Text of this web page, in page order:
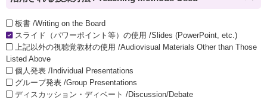
板書 /Writing on the Board
スライド（パワーポイント等）の使用 /Slides (PowerPoint, etc.)
上記以外の視聴覚教材の使用 /Audiovisual Materials Other than Those
Listed Above
個人発表 /Individual Presentations
グループ発表 /Group Presentations
ディスカッション・ディベート /Discussion/Debate